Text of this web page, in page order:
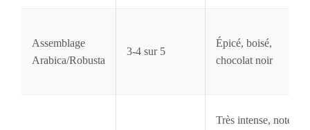
Assemblage
Arabica/Robusta
3-4 sur 5
Épicé, boisé,
chocolat noir
Très intense, notes